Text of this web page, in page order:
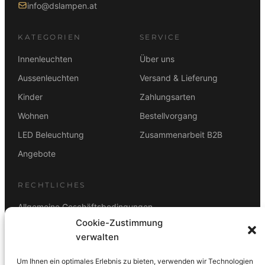
Cookie-Zustimmung
verwalten
Um Ihnen ein optimales Erlebnis zu bieten, verwenden wir Technologien
info@dslampen.at
KATEGORIEN
Innenleuchten
Aussenleuchten
Kinder
Wohnen
LED Beleuchtung
Angebote
SERVICE
Über uns
Versand & Lieferung
Zahlungsarten
Bestellvorgang
Zusammenarbeit B2B
RECHTLICHES
Allgemeine Geschäftsbedingungen